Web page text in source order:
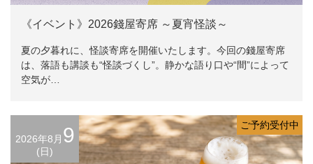
《イベント》2026錢屋寄席 ～夏宵怪談～
夏の夕暮れに、怪談寄席を開催いたします。今回の錢屋寄席
は、落語も講談も“怪談づくし”。静かな語り口や“間”によって
空気が…
2026年8月 9
(日)
ご予約受付中